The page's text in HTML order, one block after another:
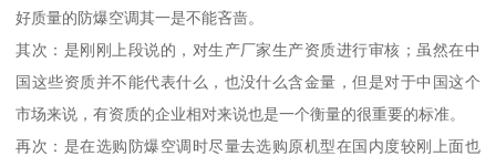
好质量的防爆空调其一是不能吝啬。
其次：是刚刚上段说的，对生产厂家生产资质进行审核；虽然在中
国这些资质并不能代表什么，也没什么含金量，但是对于中国这个
市场来说，有资质的企业相对来说也是一个衡量的很重要的标准。
再次：是在选购防爆空调时尽量去选购原机型在国内度较刚上面也